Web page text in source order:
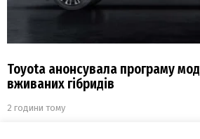
Toyota анонсувала програму
вживаних гібридів
2 години тому